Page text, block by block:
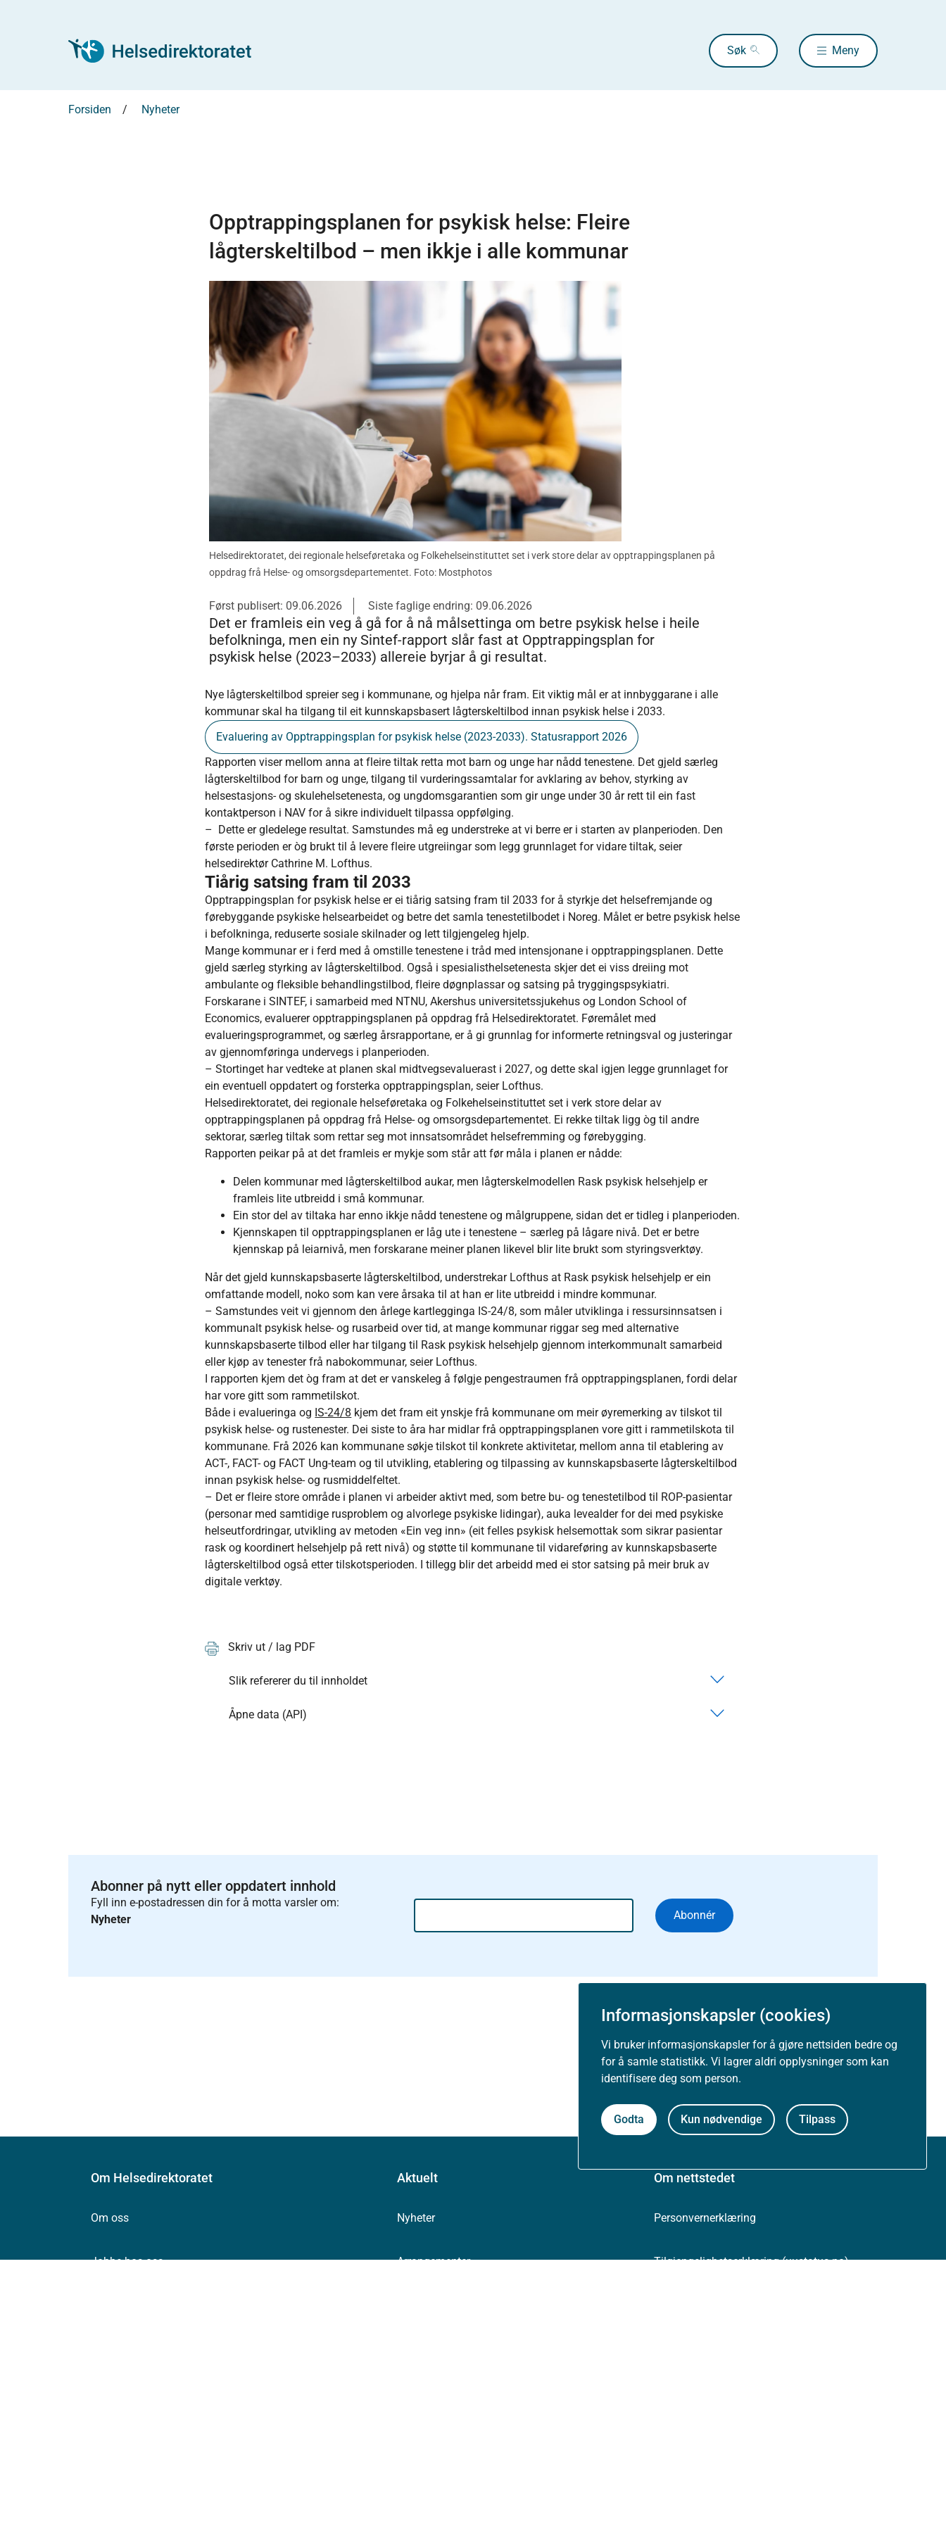
Informasjonskapsler (cookies)
Vi bruker informasjonskapsler for å gjøre nettsiden bedre og
for å samle statistikk. Vi lagrer aldri opplysninger som kan
identifisere deg som person.
Godta Kun nødvendige Tilpass
Søk Meny
Forsiden Nyheter
Opptrappingsplanen for psykisk helse: Fleire
lågterskeltilbod – men ikkje i alle kommunar
Helsedirektoratet, dei regionale helseføretaka og Folkehelseinstituttet set i verk store delar av opptrappingsplanen på
oppdrag frå Helse- og omsorgsdepartementet. Foto: Mostphotos
Først publisert: 09.06.2026 Siste faglige endring: 09.06.2026
Det er framleis ein veg å gå for å nå målsettinga om betre psykisk helse i heile
befolkninga, men ein ny Sintef-rapport slår fast at Opptrappingsplan for
psykisk helse (2023–2033) allereie byrjar å gi resultat.
Nye lågterskeltilbod spreier seg i kommunane, og hjelpa når fram. Eit viktig mål er at innbyggarane i alle
kommunar skal ha tilgang til eit kunnskapsbasert lågterskeltilbod innan psykisk helse i 2033.
Evaluering av Opptrappingsplan for psykisk helse (2023-2033). Statusrapport 2026
Rapporten viser mellom anna at fleire tiltak retta mot barn og unge har nådd tenestene. Det gjeld særleg
lågterskeltilbod for barn og unge, tilgang til vurderingssamtalar for avklaring av behov, styrking av
helsestasjons- og skulehelsetenesta, og ungdomsgarantien som gir unge under 30 år rett til ein fast
kontaktperson i NAV for å sikre individuelt tilpassa oppfølging.
– Dette er gledelege resultat. Samstundes må eg understreke at vi berre er i starten av planperioden. Den
første perioden er òg brukt til å levere fleire utgreiingar som legg grunnlaget for vidare tiltak, seier
helsedirektør Cathrine M. Lofthus.
Tiårig satsing fram til 2033
Opptrappingsplan for psykisk helse er ei tiårig satsing fram til 2033 for å styrkje det helsefremjande og
førebyggande psykiske helsearbeidet og betre det samla tenestetilbodet i Noreg. Målet er betre psykisk helse
i befolkninga, reduserte sosiale skilnader og lett tilgjengeleg hjelp.
Mange kommunar er i ferd med å omstille tenestene i tråd med intensjonane i opptrappingsplanen. Dette
gjeld særleg styrking av lågterskeltilbod. Også i spesialisthelsetenesta skjer det ei viss dreiing mot
ambulante og fleksible behandlingstilbod, fleire døgnplassar og satsing på tryggingspsykiatri.
Forskarane i SINTEF, i samarbeid med NTNU, Akershus universitetssjukehus og London School of
Economics, evaluerer opptrappingsplanen på oppdrag frå Helsedirektoratet. Føremålet med
evalueringsprogrammet, og særleg årsrapportane, er å gi grunnlag for informerte retningsval og justeringar
av gjennomføringa undervegs i planperioden.
– Stortinget har vedteke at planen skal midtvegsevaluerast i 2027, og dette skal igjen legge grunnlaget for
ein eventuell oppdatert og forsterka opptrappingsplan, seier Lofthus.
Helsedirektoratet, dei regionale helseføretaka og Folkehelseinstituttet set i verk store delar av
opptrappingsplanen på oppdrag frå Helse- og omsorgsdepartementet. Ei rekke tiltak ligg òg til andre
sektorar, særleg tiltak som rettar seg mot innsatsområdet helsefremming og førebygging.
Rapporten peikar på at det framleis er mykje som står att før måla i planen er nådde:
Delen kommunar med lågterskeltilbod aukar, men lågterskelmodellen Rask psykisk helsehjelp er
framleis lite utbreidd i små kommunar.
Ein stor del av tiltaka har enno ikkje nådd tenestene og målgruppene, sidan det er tidleg i planperioden.
Kjennskapen til opptrappingsplanen er låg ute i tenestene – særleg på lågare nivå. Det er betre
kjennskap på leiarnivå, men forskarane meiner planen likevel blir lite brukt som styringsverktøy.
Når det gjeld kunnskapsbaserte lågterskeltilbod, understrekar Lofthus at Rask psykisk helsehjelp er ein
omfattande modell, noko som kan vere årsaka til at han er lite utbreidd i mindre kommunar.
– Samstundes veit vi gjennom den årlege kartlegginga IS-24/8, som måler utviklinga i ressursinnsatsen i
kommunalt psykisk helse- og rusarbeid over tid, at mange kommunar riggar seg med alternative
kunnskapsbaserte tilbod eller har tilgang til Rask psykisk helsehjelp gjennom interkommunalt samarbeid
eller kjøp av tenester frå nabokommunar, seier Lofthus.
I rapporten kjem det òg fram at det er vanskeleg å følgje pengestraumen frå opptrappingsplanen, fordi delar
har vore gitt som rammetilskot.
Både i evalueringa og IS-24/8 kjem det fram eit ynskje frå kommunane om meir øyremerking av tilskot til
psykisk helse- og rustenester. Dei siste to åra har midlar frå opptrappingsplanen vore gitt i rammetilskota til
kommunane. Frå 2026 kan kommunane søkje tilskot til konkrete aktivitetar, mellom anna til etablering av
ACT-, FACT- og FACT Ung-team og til utvikling, etablering og tilpassing av kunnskapsbaserte lågterskeltilbod
innan psykisk helse- og rusmiddelfeltet.
– Det er fleire store område i planen vi arbeider aktivt med, som betre bu- og tenestetilbod til ROP-pasientar
(personar med samtidige rusproblem og alvorlege psykiske lidingar), auka levealder for dei med psykiske
helseutfordringar, utvikling av metoden «Ein veg inn» (eit felles psykisk helsemottak som sikrar pasientar
rask og koordinert helsehjelp på rett nivå) og støtte til kommunane til vidareføring av kunnskapsbaserte
lågterskeltilbod også etter tilskotsperioden. I tillegg blir det arbeidd med ei stor satsing på meir bruk av
digitale verktøy.
Skriv ut / lag PDF
Slik refererer du til innholdet
Åpne data (API)
Abonner på nytt eller oppdatert innhold
Fyll inn e-postadressen din for å motta varsler om:
Nyheter
Abonnér
Om Helsedirektoratet
Om oss
Jobbe hos oss
Aktuelt
Nyheter
Arrangementer
Om nettstedet
Personvernerklæring
Tilgjengelighetserklæring (uustatus.no)